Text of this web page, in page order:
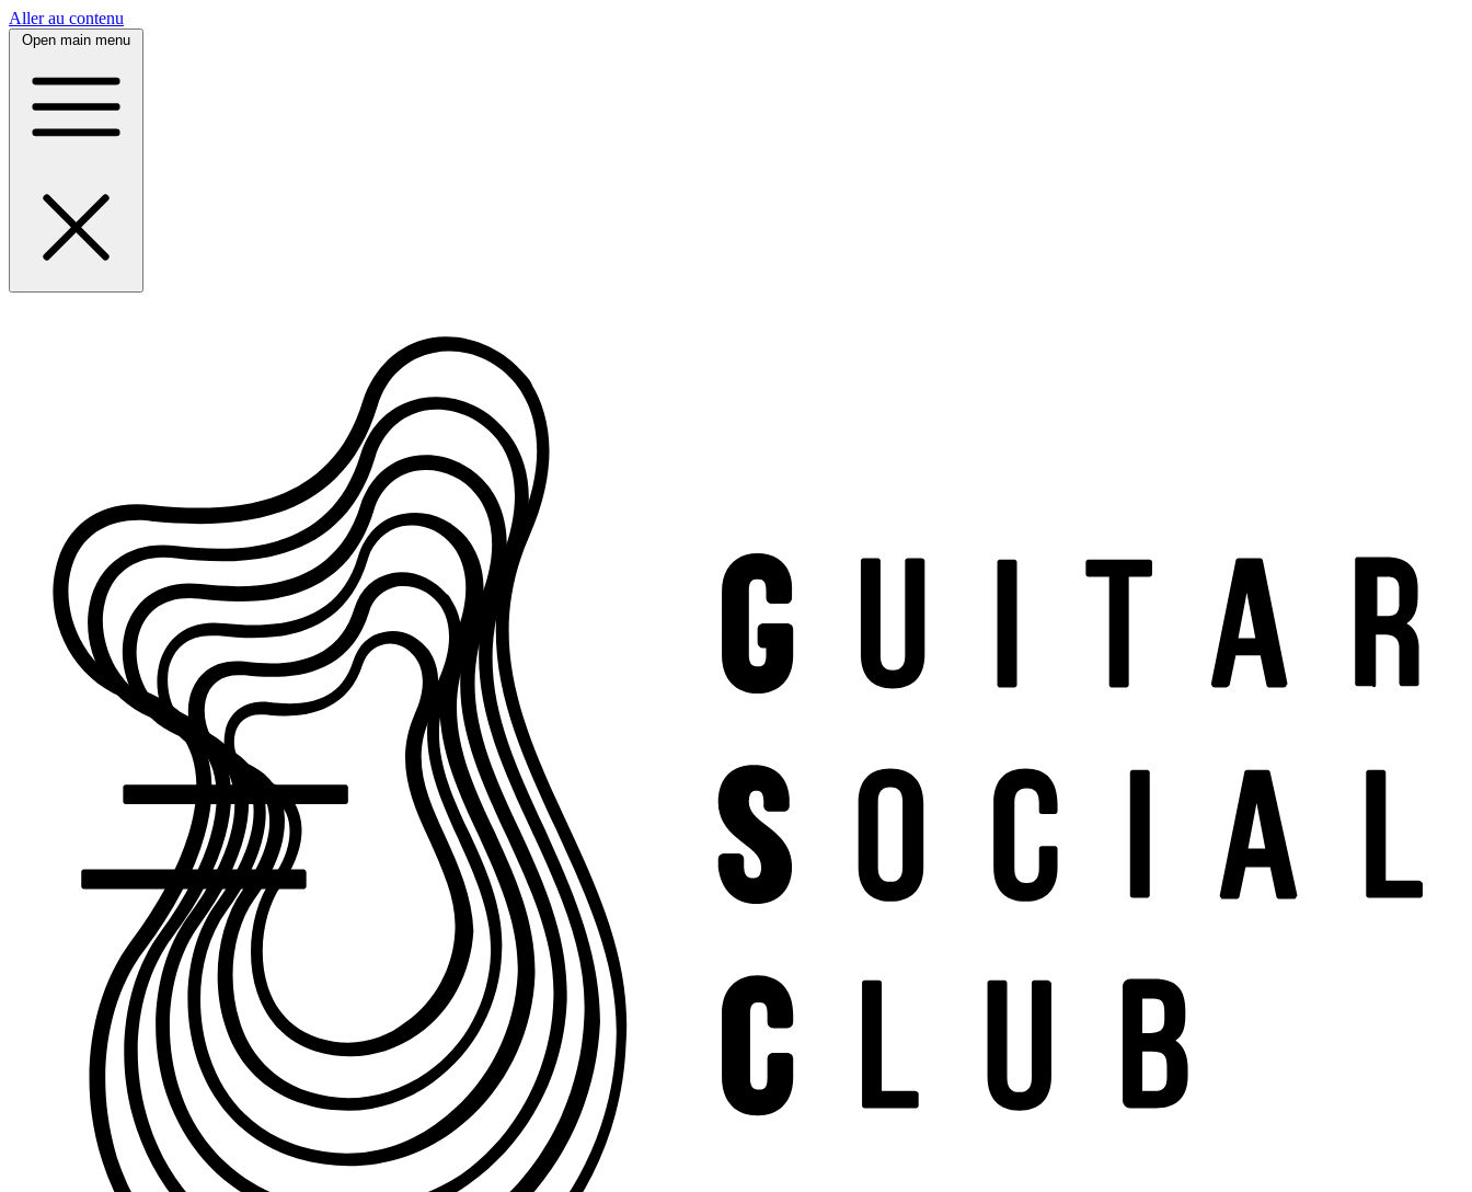
Aller au contenu
Open main menu
Panneau de gestion des cookies